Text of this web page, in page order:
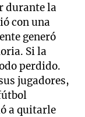
durante la
con una
generó
Si la
perdido.
jugadores,
a quitarle